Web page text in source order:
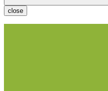
close